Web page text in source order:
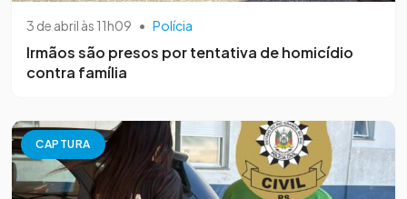
3 de abril às 11h09 • Polícia
Irmãos são presos por tentativa de homicídio
contra família
CAPTURA